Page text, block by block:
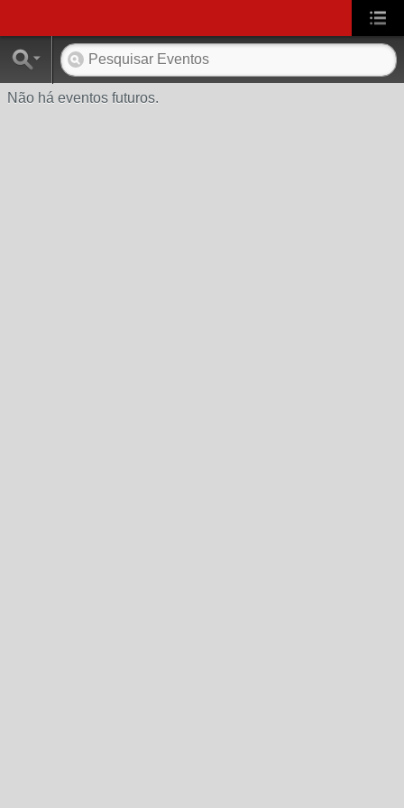
Não há eventos futuros.